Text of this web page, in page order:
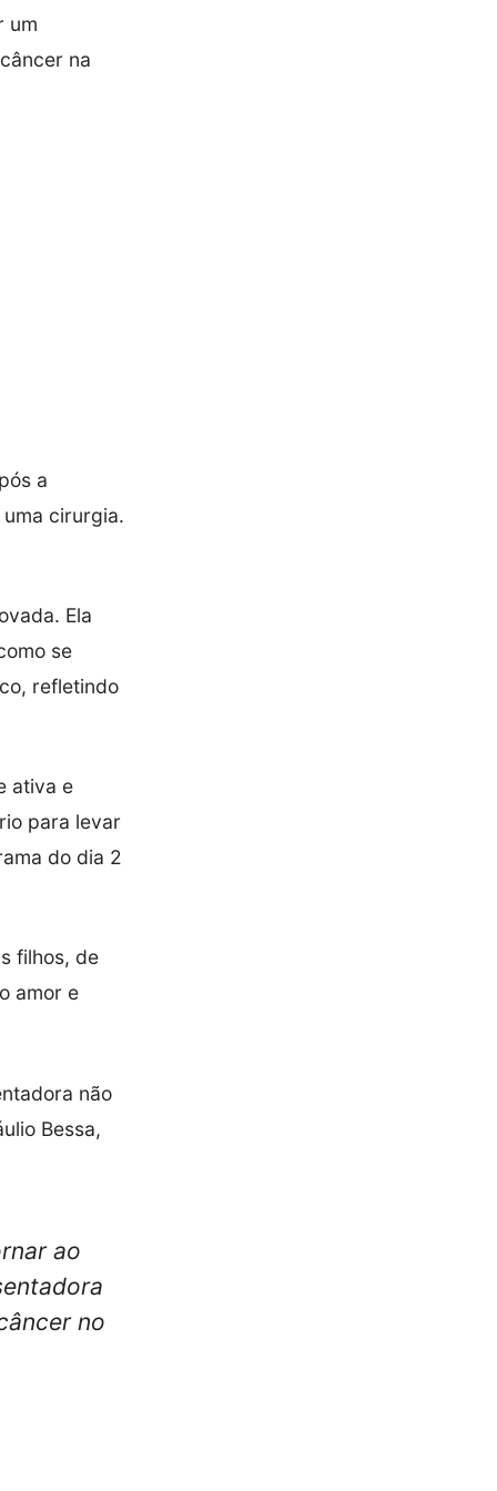
um
na
a
cirurgia.
Ela
se
refletindo
ativa e
para levar
do dia 2
filhos, de
amor e
não
Bessa,
ao
no